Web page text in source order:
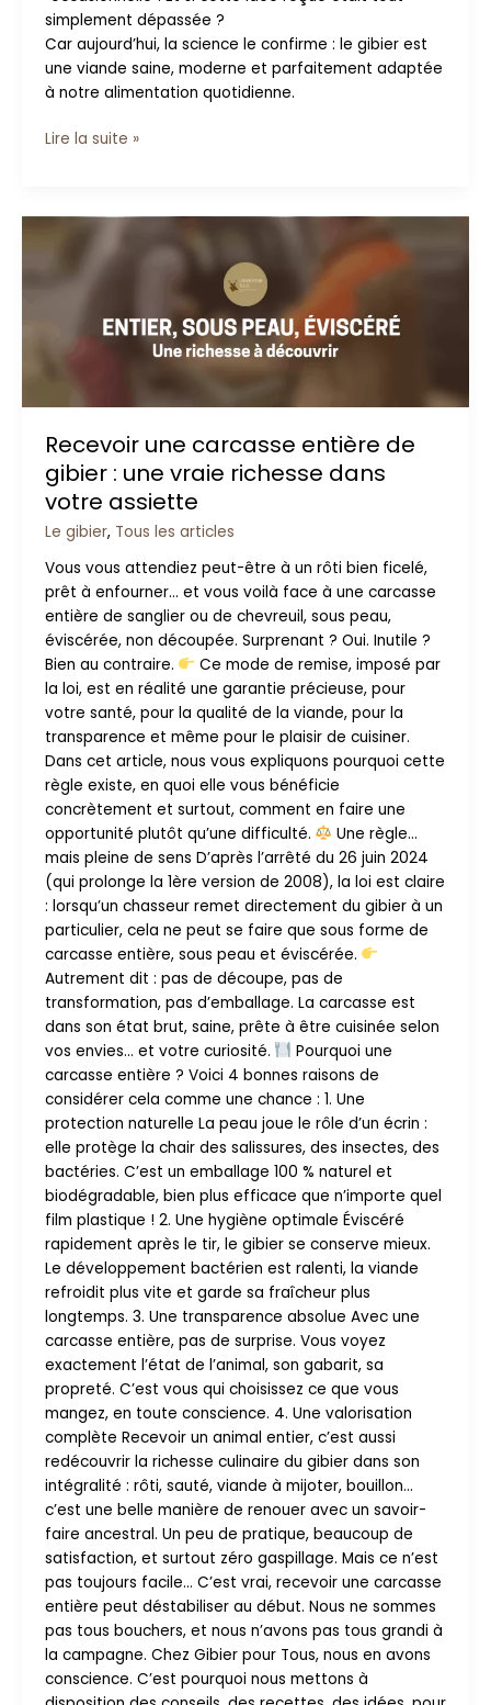
simplement dépassée ?
Car aujourd’hui, la science le confirme : le gibier est
une viande saine, moderne et parfaitement adaptée
à notre alimentation quotidienne.
Lire la suite »
Recevoir une carcasse entière de
gibier : une vraie richesse dans
votre assiette
Le gibier, Tous les articles
Vous vous attendiez peut-être à un rôti bien ficelé,
prêt à enfourner… et vous voilà face à une carcasse
entière de sanglier ou de chevreuil, sous peau,
éviscérée, non découpée. Surprenant ? Oui. Inutile ?
Bien au contraire.
Ce mode de remise, imposé par
la loi, est en réalité une garantie précieuse, pour
votre santé, pour la qualité de la viande, pour la
transparence et même pour le plaisir de cuisiner.
Dans cet article, nous vous expliquons pourquoi cette
règle existe, en quoi elle vous bénéficie
concrètement et surtout, comment en faire une
opportunité plutôt qu’une difficulté.
Une règle…
mais pleine de sens D’après l’arrêté du 26 juin 2024
(qui prolonge la 1ère version de 2008), la loi est claire
: lorsqu’un chasseur remet directement du gibier à un
particulier, cela ne peut se faire que sous forme de
carcasse entière, sous peau et éviscérée.
Autrement dit : pas de découpe, pas de
transformation, pas d’emballage. La carcasse est
dans son état brut, saine, prête à être cuisinée selon
vos envies… et votre curiosité.
Pourquoi une
carcasse entière ? Voici 4 bonnes raisons de
considérer cela comme une chance : 1. Une
protection naturelle La peau joue le rôle d’un écrin :
elle protège la chair des salissures, des insectes, des
bactéries. C’est un emballage 100 % naturel et
biodégradable, bien plus efficace que n’importe quel
film plastique ! 2. Une hygiène optimale Éviscéré
rapidement après le tir, le gibier se conserve mieux.
Le développement bactérien est ralenti, la viande
refroidit plus vite et garde sa fraîcheur plus
longtemps. 3. Une transparence absolue Avec une
carcasse entière, pas de surprise. Vous voyez
exactement l’état de l’animal, son gabarit, sa
propreté. C’est vous qui choisissez ce que vous
mangez, en toute conscience. 4. Une valorisation
complète Recevoir un animal entier, c’est aussi
redécouvrir la richesse culinaire du gibier dans son
intégralité : rôti, sauté, viande à mijoter, bouillon…
c’est une belle manière de renouer avec un savoir-
faire ancestral. Un peu de pratique, beaucoup de
satisfaction, et surtout zéro gaspillage. Mais ce n’est
pas toujours facile… C’est vrai, recevoir une carcasse
entière peut déstabiliser au début. Nous ne sommes
pas tous bouchers, et nous n’avons pas tous grandi à
la campagne. Chez Gibier pour Tous, nous en avons
conscience. C’est pourquoi nous mettons à
Recevoir
carcasse
gibier
richesse
dans
votre
assiette